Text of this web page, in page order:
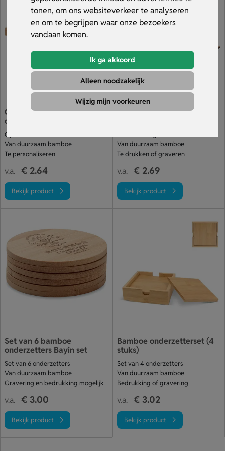
tonen, om ons websiteverkeer te analyseren
en om te begrijpen waar onze bezoekers
vandaan komen.
Ik ga akkoord
Alleen noodzakelijk
Wijzig mijn voorkeuren
binnen 10 dagen. Bekijk ons assortiment.
Opvouwbare bamboe
onderzetter Imba
Opvouwbare onderzetter
Van duurzaam bamboe
Te personaliseren
v.a. € 2.64
Bekijk product
Set van 4 puzzel
Van duurzaam bamboe
Te drukken of graveren
v.a. € 2.69
Bekijk product
Set van 6 bamboe
onderzetters Bayin set
Set van 6 onderzetters
Van duurzaam bamboe
Gravering en bedrukking mogelijk
v.a. € 3.00
Bekijk product
Bamboe onderzetterset (4
stuks)
Set van 4 onderzetters
Van duurzaam bamboe
Bedrukking of gravering
v.a. € 3.02
Bekijk product